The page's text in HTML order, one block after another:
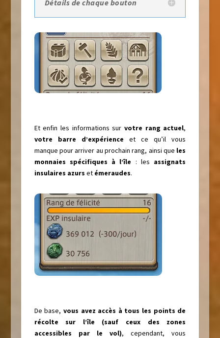
Détails de chaque bouton
Et enfin les informations sur votre rang actuel,
votre barre d’expérience et ce qu’il vous
manque pour arriver au prochain rang, ainsi que les
monnaies spécifiques à l’île : les assignats
insulaires azurs et émeraudes.
De base, vous avez accès à tous les points de
récolte sur l’île (sauf ceux des zones
accessibles par le vol), cependant, vous